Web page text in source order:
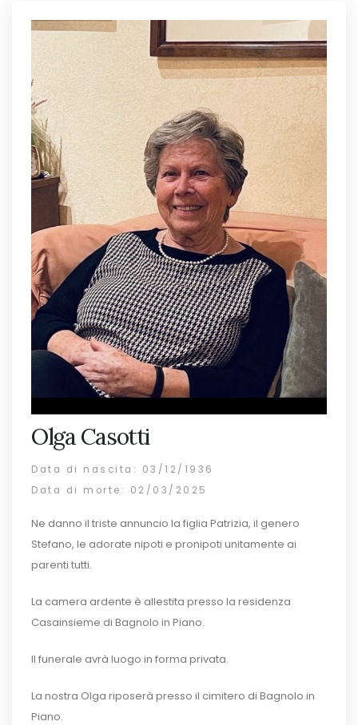
Olga Casotti
Data di nascita: 03/12/1936
Data di morte: 02/03/2025
Ne danno il triste annuncio la figlia Patrizia, il genero
Stefano, le adorate nipoti e pronipoti unitamente ai
parenti tutti.
La camera ardente è allestita presso la residenza
Casainsieme di Bagnolo in Piano.
Il funerale avrà luogo in forma privata.
La nostra Olga riposerà presso il cimitero di Bagnolo in
Piano.